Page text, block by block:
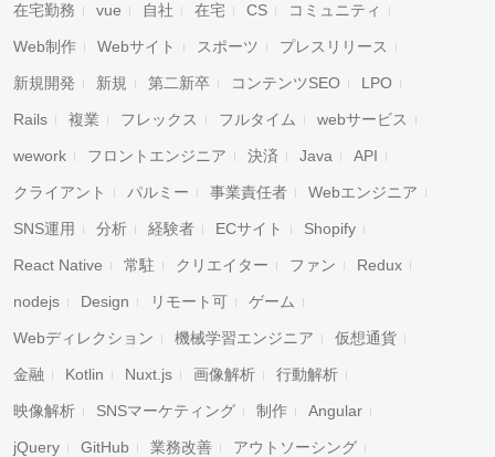
在宅勤務 vue 自社 在宅 CS コミュニティ
Web制作 Webサイト スポーツ プレスリリース
新規開発 新規 第二新卒 コンテンツSEO LPO
Rails 複業 フレックス フルタイム webサービス
wework フロントエンジニア 決済 Java API
クライアント パルミー 事業責任者 Webエンジニア
SNS運用 分析 経験者 ECサイト Shopify
React Native 常駐 クリエイター ファン Redux
nodejs Design リモート可 ゲーム
Webディレクション 機械学習エンジニア 仮想通貨
金融 Kotlin Nuxt.js 画像解析 行動解析
映像解析 SNSマーケティング 制作 Angular
jQuery GitHub 業務改善 アウトソーシング